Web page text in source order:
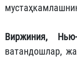
Виржиния,
ватандошлар,